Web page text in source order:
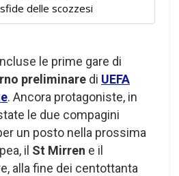
delle scozzesi
le prime gare di
preliminare di UEFA
. Ancora protagoniste, in
le due compagini
un posto nella prossima
il St Mirren e il
alla fine dei centottanta